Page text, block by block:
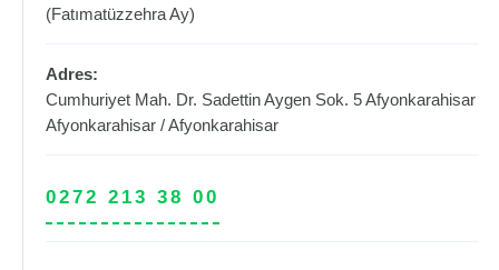
(Fatımatüzzehra Ay)
Adres:
Cumhuriyet Mah. Dr. Sadettin Aygen Sok. 5 Afyonkarahisar
Afyonkarahisar /Afyonkarahisar
0272 213 38 00